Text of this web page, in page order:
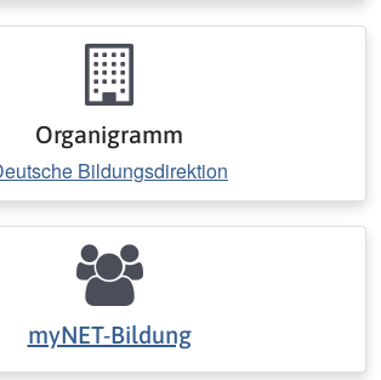
Organigramm
Bildungsdirektion
myNET-Bildung